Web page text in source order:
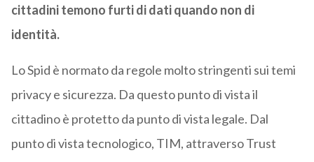
cittadini temono furti di dati quando non di
identità.
Lo Spid è normato da regole molto stringenti sui temi
privacy e sicurezza. Da questo punto di vista il
cittadino è protetto da punto di vista legale. Dal
punto di vista tecnologico, TIM, attraverso Trust